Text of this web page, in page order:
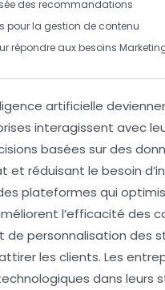
des recommandations
pour la gestion de contenu
répondre aux besoins
artificielle
interagissent avec
basées sur des
et réduisant le besoin
plateformes qui
l’efficacité des
de personnalisation des
les clients. Les
dans leurs